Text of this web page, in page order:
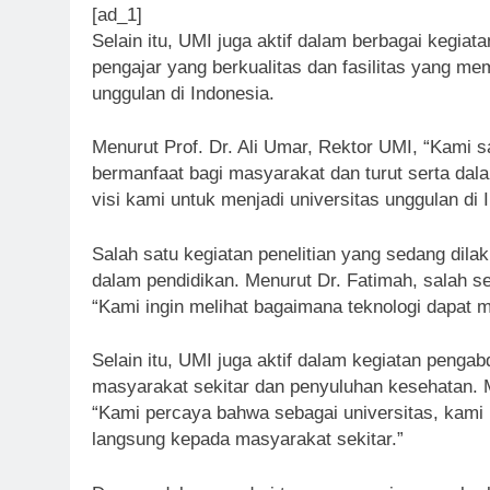
[ad_1]
Selain itu, UMI juga aktif dalam berbagai
pengajar yang berkualitas dan fasilitas yang
unggulan di Indonesia.
Menurut Prof. Dr. Ali Umar, Rektor UMI, “Kami
bermanfaat bagi masyarakat dan turut serta
visi kami untuk menjadi universitas unggulan di
Salah satu kegiatan penelitian yang sedang
dalam pendidikan. Menurut Dr. Fatimah, salah
“Kami ingin melihat bagaimana teknologi dapat
Selain itu, UMI juga aktif dalam kegiatan
masyarakat sekitar dan penyuluhan
“Kami percaya bahwa sebagai universitas,
langsung kepada masyarakat sekitar.”